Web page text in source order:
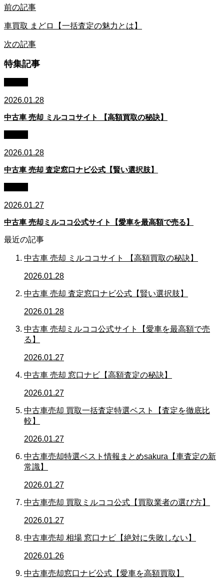
前の記事
車買取 まどロ【一括査定の魅力とは】
次の記事
特集記事
2026.01.28
中古車 売却 ミルココサイト 【高額買取の秘訣】
2026.01.28
中古車 売却 査定窓口ナビ公式【賢い選択肢】
2026.01.27
中古車 売却ミルココ公式サイト【愛車を最高額で売る】
最近の記事
中古車 売却 ミルココサイト 【高額買取の秘訣】
2026.01.28
中古車 売却 査定窓口ナビ公式【賢い選択肢】
2026.01.28
中古車 売却ミルココ公式サイト【愛車を最高額で売
る】
2026.01.27
中古車 売却 窓口ナビ【高額査定の秘訣】
2026.01.27
中古車売却 買取一括査定特選ベスト【査定を徹底比
較】
2026.01.27
中古車売却特選ベスト情報まとめsakura【車査定の新
常識】
2026.01.27
中古車売却 買取ミルココ公式【買取業者の選び方】
2026.01.27
中古車売却 相場 窓口ナビ【絶対に失敗しない】
2026.01.26
中古車売却窓口ナビ公式【愛車を高額買取】